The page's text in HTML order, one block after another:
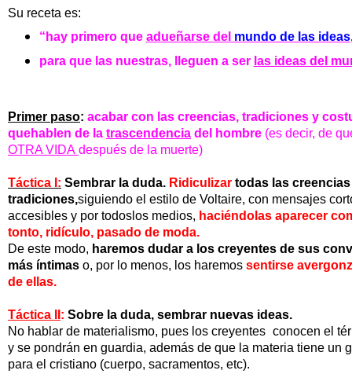
Su receta es:
“hay primero que adueñarse del mundo de las ideas
para que las nuestras, lleguen a ser las ideas del
Primer paso: acabar con las creencias, tradiciones y
quehablen de la trascendencia del hombre (es decir, de
OTRA VIDA después de la muerte)
Táctica I: Sembrar la duda. Ridiculizar todas las
tradiciones,siguiendo el estilo de Voltaire, con mensajes
accesibles y por todoslos medios, haciéndolas aparecer
tonto, ridículo, pasado de moda.
De este modo, haremos dudar a los creyentes de sus
más íntimas o, por lo menos, los haremos sentirse
de ellas.
Táctica II : Sobre la duda, sembrar nuevas ideas.
No hablar de materialismo, pues los creyentes conocen el
y se pondrán en guardia, además de que la materia tiene un
para el cristiano (cuerpo, sacramentos, etc).